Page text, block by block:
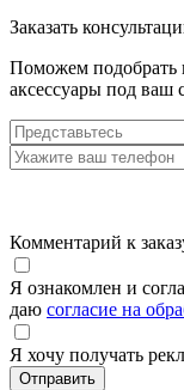
Заказать
Поможем подобрать
аксессуары под ваш
Комментарий к
Я ознакомлен и
даю согласие на
Я хочу получать
Отправить